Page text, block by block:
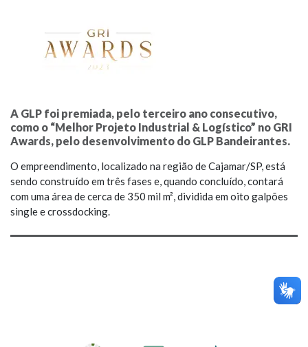
A GLP foi premiada, pelo terceiro ano consecutivo,
como o “Melhor Projeto Industrial & Logístico” no GRI
Awards, pelo desenvolvimento do GLP Bandeirantes.
O empreendimento, localizado na região de Cajamar/SP, está
sendo construído em três fases e, quando concluído, contará
com uma área de cerca de 350 mil m², dividida em oito galpões
single e crossdocking.